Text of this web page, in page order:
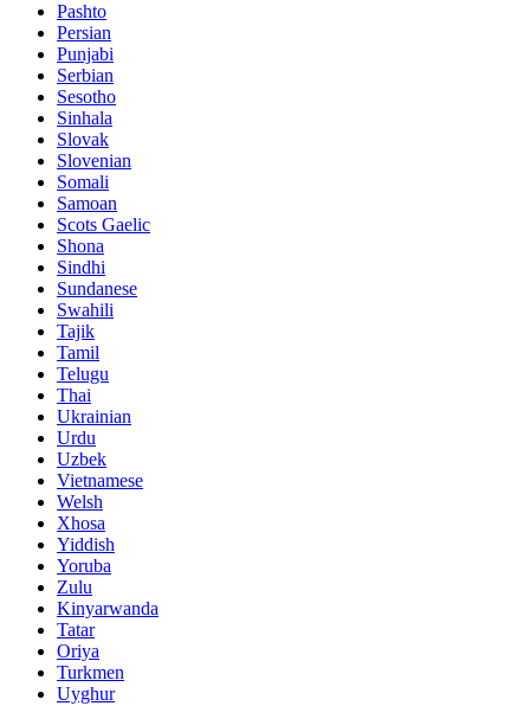
Pashto
Persian
Punjabi
Serbian
Sesotho
Sinhala
Slovak
Slovenian
Somali
Samoan
Scots Gaelic
Shona
Sindhi
Sundanese
Swahili
Tajik
Tamil
Telugu
Thai
Ukrainian
Urdu
Uzbek
Vietnamese
Welsh
Xhosa
Yiddish
Yoruba
Zulu
Kinyarwanda
Tatar
Oriya
Turkmen
Uyghur